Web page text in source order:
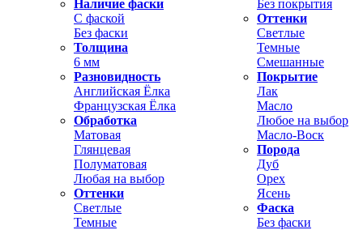
Наличие фаски
С фаской
Без фаски
Толщина
6 мм
Без покрытия
Оттенки
Светлые
Темные
Смешанные
Разновидность
Английская Ёлка
Французская Ёлка
Обработка
Матовая
Глянцевая
Полуматовая
Любая на выбор
Оттенки
Светлые
Темные
Покрытие
Лак
Масло
Любое на выбор
Масло-Воск
Порода
Дуб
Орех
Ясень
Фаска
Без фаски